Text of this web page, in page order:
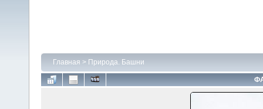
Главная > Природа. Башни